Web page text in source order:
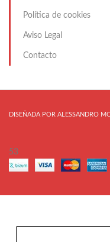
Política de cookies
Aviso Legal
Contacto
DISEÑADA POR ALESSANDRO
53